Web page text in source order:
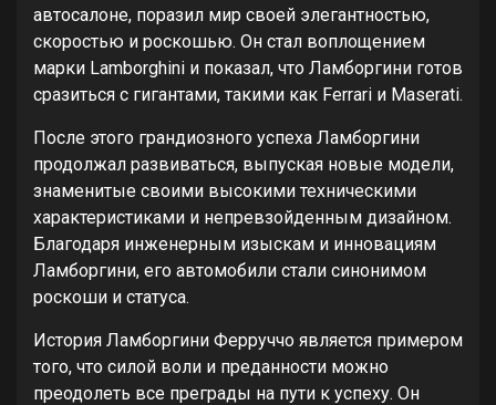
автосалоне, поразил мир своей элегантностью,
скоростью и роскошью. Он стал воплощением
марки Lamborghini и показал, что Ламборгини готов
сразиться с гигантами, такими как Ferrari и Maserati.
После этого грандиозного успеха Ламборгини
продолжал развиваться, выпуская новые модели,
знаменитые своими высокими техническими
характеристиками и непревзойденным дизайном.
Благодаря инженерным изыскам и инновациям
Ламборгини, его автомобили стали синонимом
роскоши и статуса.
История Ламборгини Ферруччо является примером
того, что силой воли и преданности можно
преодолеть все преграды на пути к успеху. Он